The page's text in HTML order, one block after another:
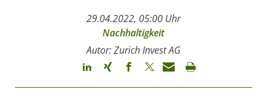
29.04.2022, 05:00 Uhr
Nachhaltigkeit
Autor: Zurich Invest AG